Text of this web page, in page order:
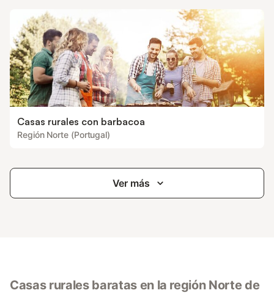
Casas rurales con barbacoa
Región Norte (Portugal)
Ver más
Casas rurales baratas en la región Norte de